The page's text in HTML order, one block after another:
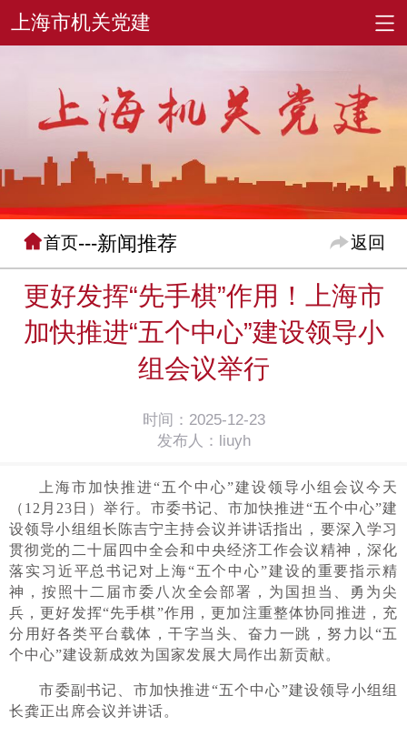
首页---新闻推荐 返回
更好发挥“先手棋”作用！上海市
加快推进“五个中心”建设领导小
组会议举行
时间：2025-12-23
发布人：liuyh
上海市加快推进“五个中心”建设领导小组会议今天
（12月23日）举行。市委书记、市加快推进“五个中心”建
设领导小组组长陈吉宁主持会议并讲话指出，要深入学习
贯彻党的二十届四中全会和中央经济工作会议精神，深化
落实习近平总书记对上海“五个中心”建设的重要指示精
神，按照十二届市委八次全会部署，为国担当、勇为尖
兵，更好发挥“先手棋”作用，更加注重整体协同推进，充
分用好各类平台载体，干字当头、奋力一跳，努力以“五
个中心”建设新成效为国家发展大局作出新贡献。
市委副书记、市加快推进“五个中心”建设领导小组组
长龚正出席会议并讲话。